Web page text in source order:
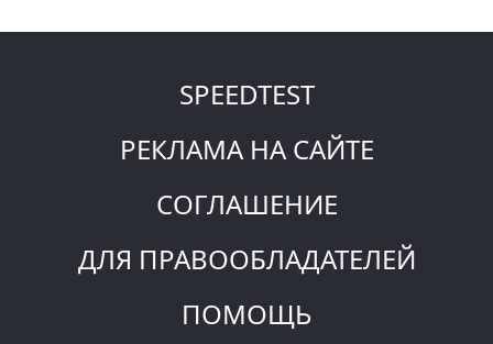
SPEEDTEST
РЕКЛАМА НА САЙТЕ
СОГЛАШЕНИЕ
ДЛЯ ПРАВООБЛАДАТЕЛЕЙ
ПОМОЩЬ